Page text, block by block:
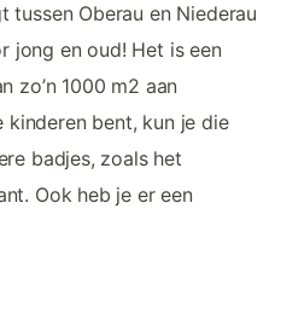
Oberau en Niederau
jong en oud! Het is een
zo’n 1000 m2 aan
bent, kun je die
badjes, zoals het
Ook heb je er een